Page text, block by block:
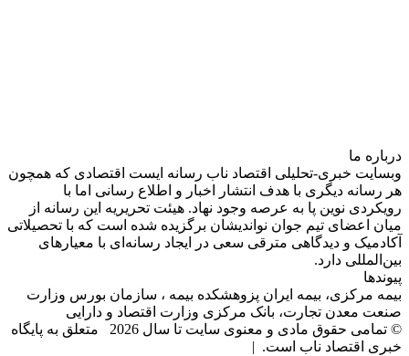
درباره‌ ما
وبسایت خبری-تحلیلی اقتصاد ناب رسانه‌ ایست اقتصادی که همچون
هر رسانه دیگری با هدف انتشار اخبار و اطلاع رسانی اما با
رویکردی نوین پا به عرصه وجود نهاد. هیئت تحریریه این رسانه از
میان اعضای تیم جوان نواندیشان برگزیده شده است که با تحصیلاتی
آکادمیک و دیدگاهی‌ مترقی سعی در ایجاد رسانه‌ای با معیار‌های
بین‌المللی دارد.
پیوندها
بیمه مرکزی، بیمه ایران پزوهشکده بیمه ، سازمان بورس وزارت
صنعت معدن تجارت، بانک مرکزی وزارت اقتصاد و دارایی
© تمامی حقوق مادی و معنوی سایت تا سال 2026 متعلق به پایگاه
خبری اقتصاد ناب است. |